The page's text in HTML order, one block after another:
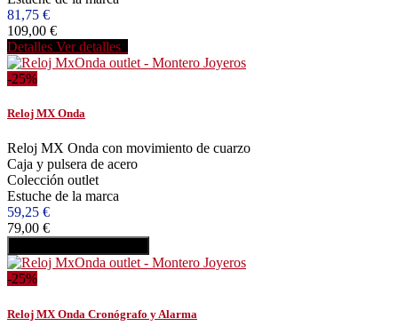
81,75 €
109,00 €
Detalles Ver detalles
-25%
Reloj MX Onda
Reloj MX Onda con movimiento de cuarzo
Caja y pulsera de acero
Colección outlet
Estuche de la marca
59,25 €
79,00 €
-25%
Reloj MX Onda Cronógrafo y Alarma